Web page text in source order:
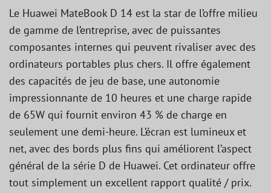
Le Huawei MateBook D 14 est la star de l’offre milieu
de gamme de l’entreprise, avec de puissantes
composantes internes qui peuvent rivaliser avec des
ordinateurs portables plus chers. Il offre également
des capacités de jeu de base, une autonomie
impressionnante de 10 heures et une charge rapide
de 65W qui fournit environ 43 % de charge en
seulement une demi-heure. L’écran est lumineux et
net, avec des bords plus fins qui améliorent l’aspect
général de la série D de Huawei. Cet ordinateur offre
tout simplement un excellent rapport qualité / prix.